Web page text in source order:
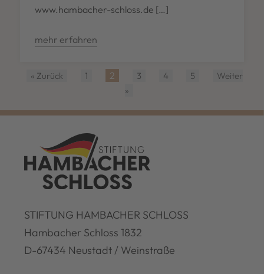
www.hambacher-schloss.de […]
mehr erfahren
« Zurück 1 2 3 4 5
Weiter
»
STIFTUNG HAMBACHER SCHLOSS
Hambacher Schloss 1832
D-67434 Neustadt / Weinstraße